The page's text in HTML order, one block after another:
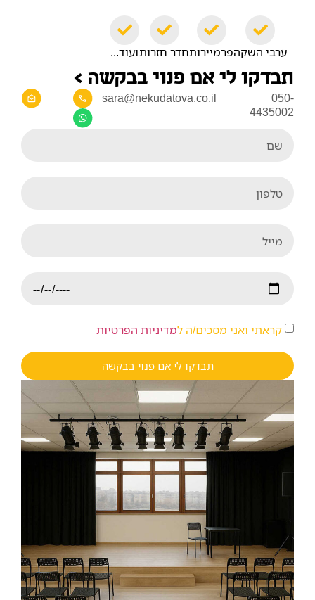
ערבי השקהפרמיירותחדר חזרותועוד...
תבדקו לי אם פנוי בבקשה >
050-
4435002
sara@nekudatova.co.il
קראתי ואני מסכים/ה למדיניות הפרטיות
תבדקו לי אם פנוי בבקשה